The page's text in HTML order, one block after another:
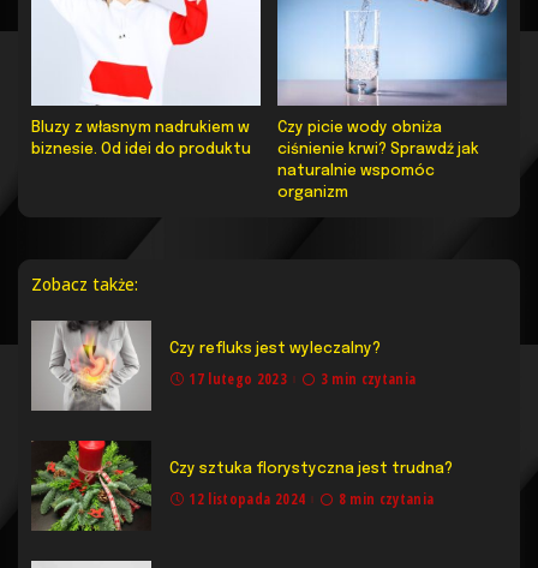
Bluzy z własnym nadrukiem w
biznesie. Od idei do produktu
Czy picie wody obniża
ciśnienie krwi? Sprawdź jak
naturalnie wspomóc
organizm
Zobacz także:
Czy refluks jest wyleczalny?
17 lutego 2023 3 min czytania
Czy sztuka florystyczna jest trudna?
12 listopada 2024 8 min czytania